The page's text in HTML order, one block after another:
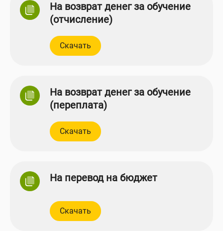
На возврат денег за обучение
(отчисление)
Скачать
На возврат денег за обучение
(переплата)
Скачать
На перевод на бюджет
Скачать